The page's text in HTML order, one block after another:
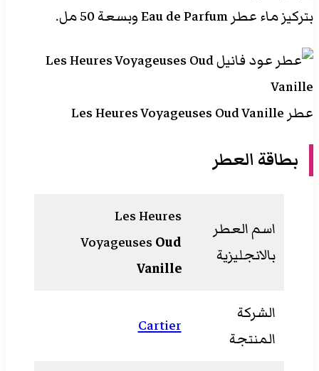
بتركيز ماء عطر Eau de Parfum وبسعة 50 مل.
عطر Les Heures Voyageuses Oud Vanille
بطاقة العطر
اسم العطر
بالانجليزية
Les Heures
VoyageusesOud
Vanille
الشركة
المنتجة
Cartier